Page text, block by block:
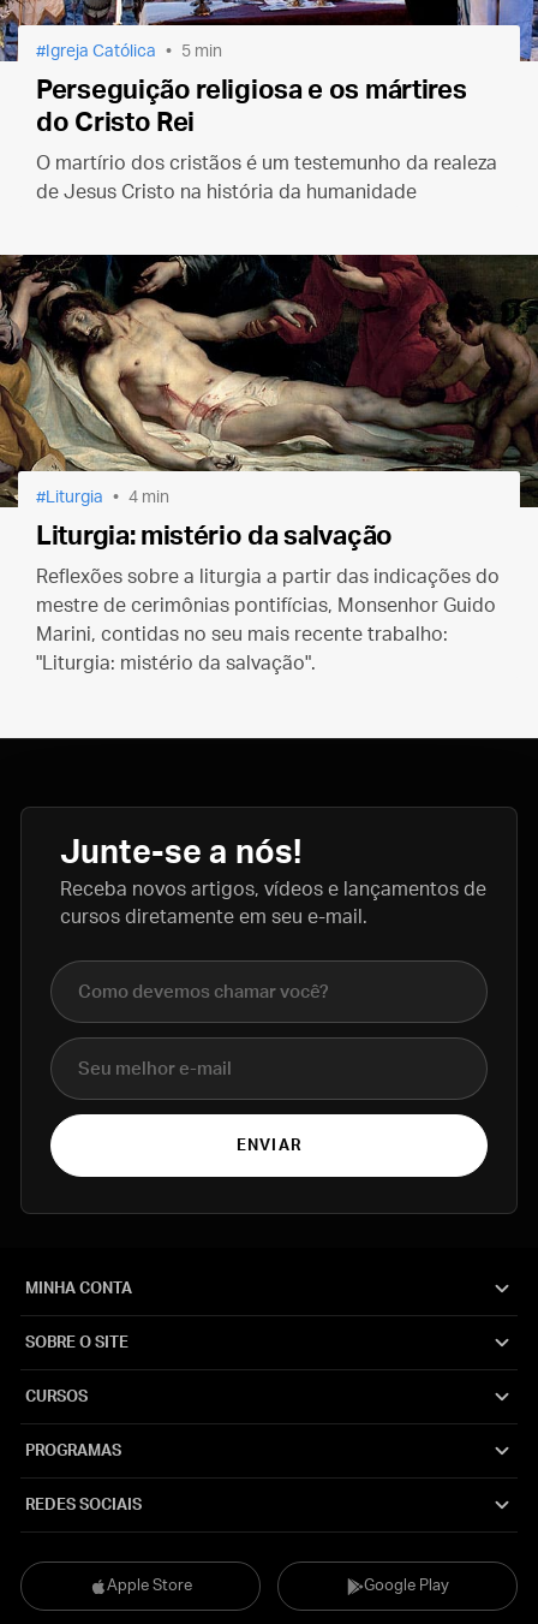
Igreja Católica 5 min
Perseguição religiosa e os mártires
do Cristo Rei
O martírio dos cristãos é um testemunho da realeza
de Jesus Cristo na história da humanidade
Liturgia 4 min
Liturgia: mistério da salvação
Reflexões sobre a liturgia a partir das indicações do
mestre de cerimônias pontifícias, Monsenhor Guido
Marini, contidas no seu mais recente trabalho:
"Liturgia: mistério da salvação".
Junte-se a nós!
Receba novos artigos, vídeos e lançamentos de
cursos diretamente em seu e-mail.
Nome completo
E-mail
ENVIAR
Apple Store Google Play
MINHA CONTA
SOBRE O SITE
CURSOS
PROGRAMAS
REDES SOCIAIS